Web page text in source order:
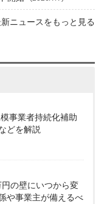
ニュースをもっと見る
事業者持続化補助
どを解説
の壁にいつから変
や事業主が備えるべ